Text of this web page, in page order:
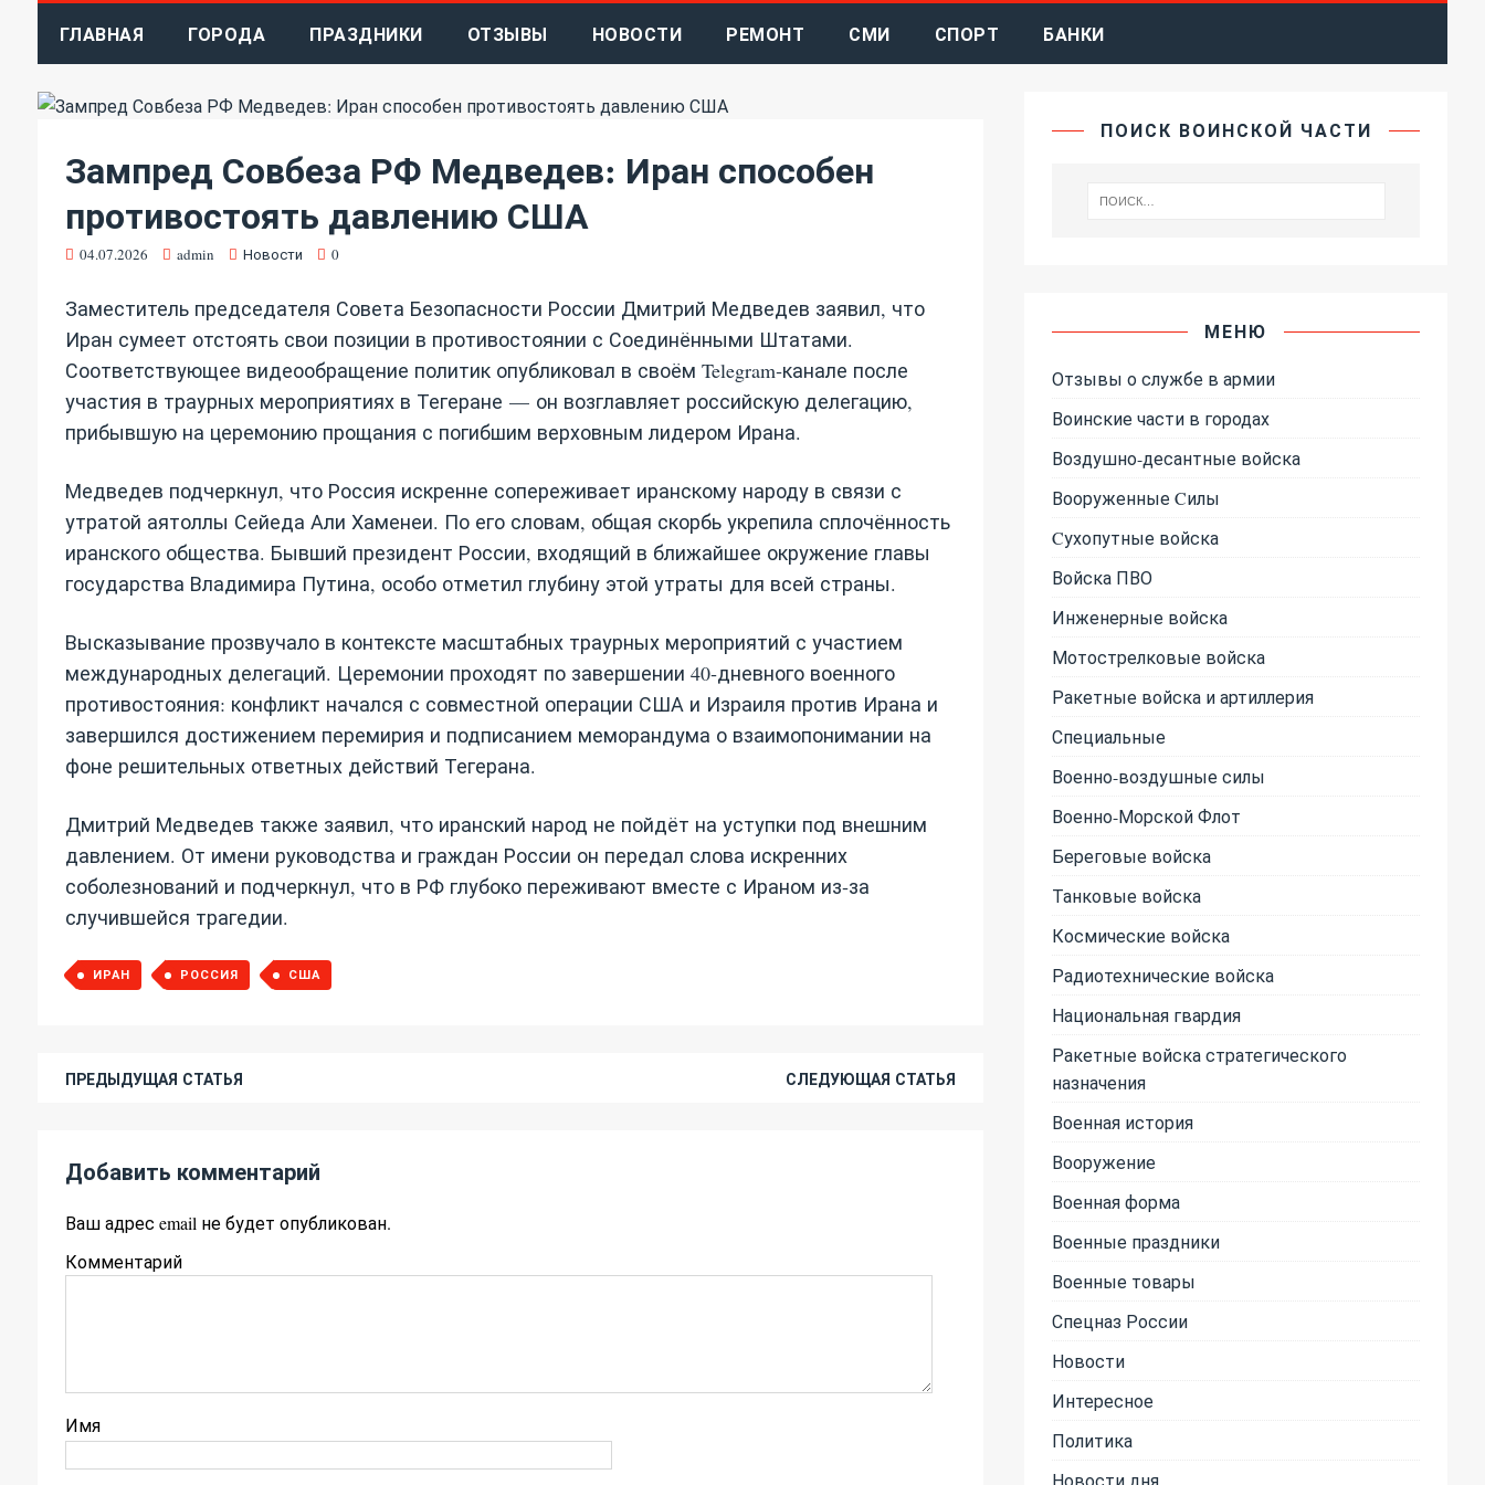
ГЛАВНАЯ ГОРОДА ПРАЗДНИКИ ОТЗЫВЫ НОВОСТИ РЕМОНТ СМИ СПОРТ БАНКИ
Зампред Совбеза РФ Медведев: Иран способен
противостоять давлению США
04.07.2026 admin Новости 0
Заместитель председателя Совета Безопасности России Дмитрий Медведев заявил, что
Иран сумеет отстоять свои позиции в противостоянии с Соединёнными Штатами.
Соответствующее видеообращение политик опубликовал в своём Telegram‑канале после
участия в траурных мероприятиях в Тегеране — он возглавляет российскую делегацию,
прибывшую на церемонию прощания с погибшим верховным лидером Ирана.
Медведев подчеркнул, что Россия искренне сопереживает иранскому народу в связи с
утратой аятоллы Сейеда Али Хаменеи. По его словам, общая скорбь укрепила сплочённость
иранского общества. Бывший президент России, входящий в ближайшее окружение главы
государства Владимира Путина, особо отметил глубину этой утраты для всей страны.
Высказывание прозвучало в контексте масштабных траурных мероприятий с участием
международных делегаций. Церемонии проходят по завершении 40‑дневного военного
противостояния: конфликт начался с совместной операции США и Израиля против Ирана и
завершился достижением перемирия и подписанием меморандума о взаимопонимании на
фоне решительных ответных действий Тегерана.
Дмитрий Медведев также заявил, что иранский народ не пойдёт на уступки под внешним
давлением. От имени руководства и граждан России он передал слова искренних
соболезнований и подчеркнул, что в РФ глубоко переживают вместе с Ираном из‑за
случившейся трагедии.
ИРАН РОССИЯ США
ПРЕДЫДУЩАЯ СТАТЬЯ СЛЕДУЮЩАЯ СТАТЬЯ
Добавить комментарий
Ваш адрес email не будет опубликован.
Комментарий
Имя
ПОИСК ВОИНСКОЙ ЧАСТИ
МЕНЮ
Отзывы о службе в армии
Воинские части в городах
Воздушно-десантные войска
Вооруженные Cилы
Cухопутные войска
Войска ПВО
Инженерные войска
Мотострелковые войска
Ракетные войска и артиллерия
Специальные
Военно-воздушные силы
Военно-Морской Флот
Береговые войска
Танковые войска
Космические войска
Радиотехнические войска
Национальная гвардия
Ракетные войска стратегического
назначения
Военная история
Вооружение
Военная форма
Военные праздники
Военные товары
Спецназ России
Новости
Интересное
Политика
Новости дня